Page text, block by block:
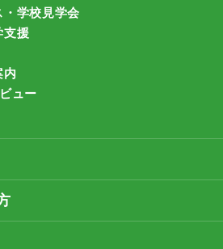
・学校見学会
支援
内
ュー